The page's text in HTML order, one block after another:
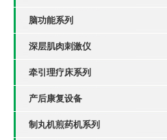
脑功能系列
深层肌肉刺激仪
牵引理疗床系列
产后康复设备
制丸机煎药机系列